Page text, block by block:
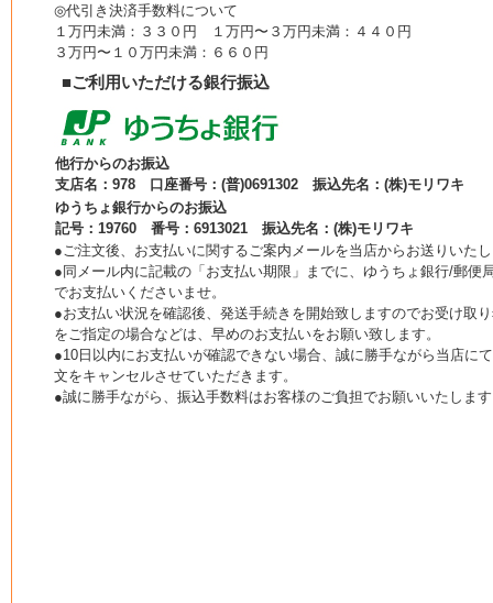
◎代引き決済手数料について
１万円未満：３３０円 １万円〜３万円未満：４４０円
３万円〜１０万円未満：６６０円
■ご利用いただける銀行振込
他行からのお振込
支店名：978 口座番号：(普)0691302 振込先名：(株)モリワキ
ゆうちょ銀行からのお振込
記号：19760 番号：6913021 振込先名：(株)モリワキ
●ご注文後、お支払いに関するご案内メールを当店からお送りいた
●同メール内に記載の「お支払い期限」までに、ゆうちょ銀行/郵便
でお支払いくださいませ。
●お支払い状況を確認後、発送手続きを開始致しますのでお受け取
をご指定の場合などは、早めのお支払いをお願い致します。
●10日以内にお支払いが確認できない場合、誠に勝手ながら当店に
文をキャンセルさせていただきます。
●誠に勝手ながら、振込手数料はお客様のご負担でお願いいたしま